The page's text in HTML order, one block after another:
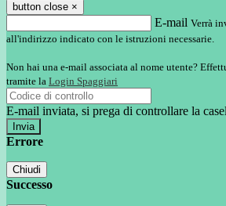
button close ×
E-mail Verrà
all'indirizzo indicato con le istruzioni necessarie.
Non hai una e-mail associata al nome utente?
tramite la Login Spaggiari
E-mail inviata, si prega di controllare la
Errore
Chiudi
Successo